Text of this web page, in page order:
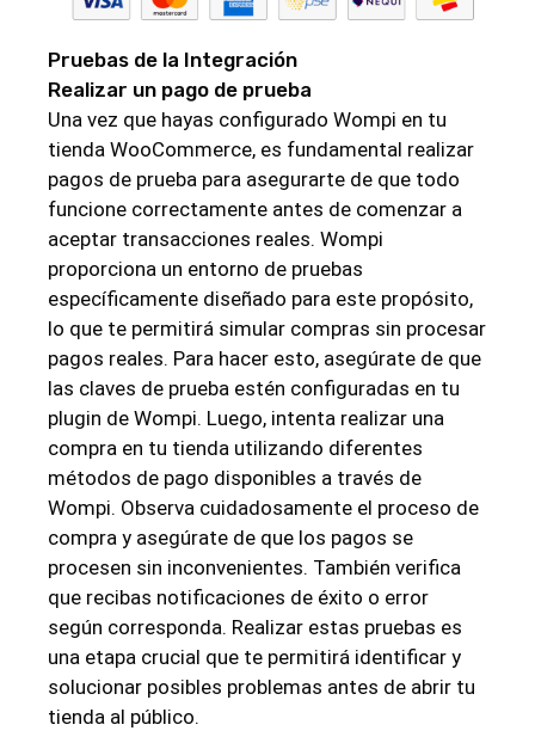
Pruebas de la Integración
Realizar un pago de prueba
Una vez que hayas configurado Wompi en tu
tienda WooCommerce, es fundamental realizar
pagos de prueba para asegurarte de que todo
funcione correctamente antes de comenzar a
aceptar transacciones reales. Wompi
proporciona un entorno de pruebas
específicamente diseñado para este propósito,
lo que te permitirá simular compras sin procesar
pagos reales. Para hacer esto, asegúrate de que
las claves de prueba estén configuradas en tu
plugin de Wompi. Luego, intenta realizar una
compra en tu tienda utilizando diferentes
métodos de pago disponibles a través de
Wompi. Observa cuidadosamente el proceso de
compra y asegúrate de que los pagos se
procesen sin inconvenientes. También verifica
que recibas notificaciones de éxito o error
según corresponda. Realizar estas pruebas es
una etapa crucial que te permitirá identificar y
solucionar posibles problemas antes de abrir tu
tienda al público.